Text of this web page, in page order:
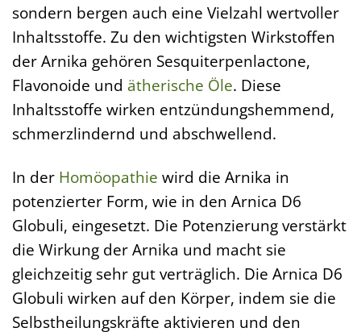
sondern bergen auch eine Vielzahl wertvoller
Inhaltsstoffe. Zu den wichtigsten Wirkstoffen
der Arnika gehören Sesquiterpenlactone,
Flavonoide und ätherische Öle. Diese
Inhaltsstoffe wirken entzündungshemmend,
schmerzlindernd und abschwellend.
In der Homöopathie wird die Arnika in
potenzierter Form, wie in den Arnica D6
Globuli, eingesetzt. Die Potenzierung verstärkt
die Wirkung der Arnika und macht sie
gleichzeitig sehr gut verträglich. Die Arnica D6
Globuli wirken auf den Körper, indem sie die
Selbstheilungskräfte aktivieren und den